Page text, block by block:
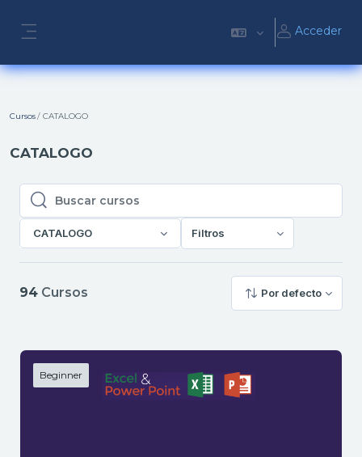
Acceder
Cursos CATALOGO
CATALOGO
Buscar cursos
Buscar cursos
CATALOGO Filtros
94 Cursos Por defecto
Beginner